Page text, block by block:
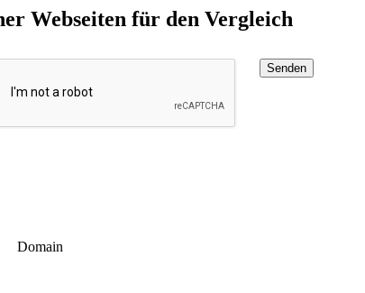
Webseiten für den Vergleich
Senden
Domain